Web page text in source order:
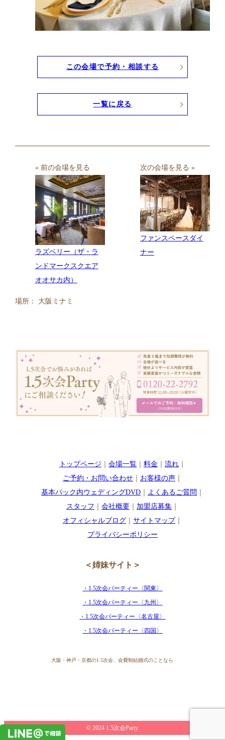
この会場で予約・相談する
一覧に戻る
« 前の会場を見る
ラズベリー（ザ・ラ
ンドマークスクエア
オオサカ内）
次の会場を見る »
ファンスペースダイ
ナー
場所： 大阪ミナミ
トップページ 会場一覧｜ 料金 流れ｜
ご予約・お問い合わせ｜ お客様の声｜
基本パック内ウェディングDVD｜ よくあるご質問
スタッフ
会社概要｜ 加盟店募集｜
オフィシャルブログ｜ サイトマップ｜
プライバシーポリシー
＜姉妹サイト＞
・1.5次会パーティー〈関東〉
・1.5次会パーティー〈九州〉
・1.5次会パーティー〈名古屋〉
・1.5次会パーティー〈四国〉
大阪・神戸・京都の1.5次会、会費制結婚式のことなら
© 2024 1.5次会Party.